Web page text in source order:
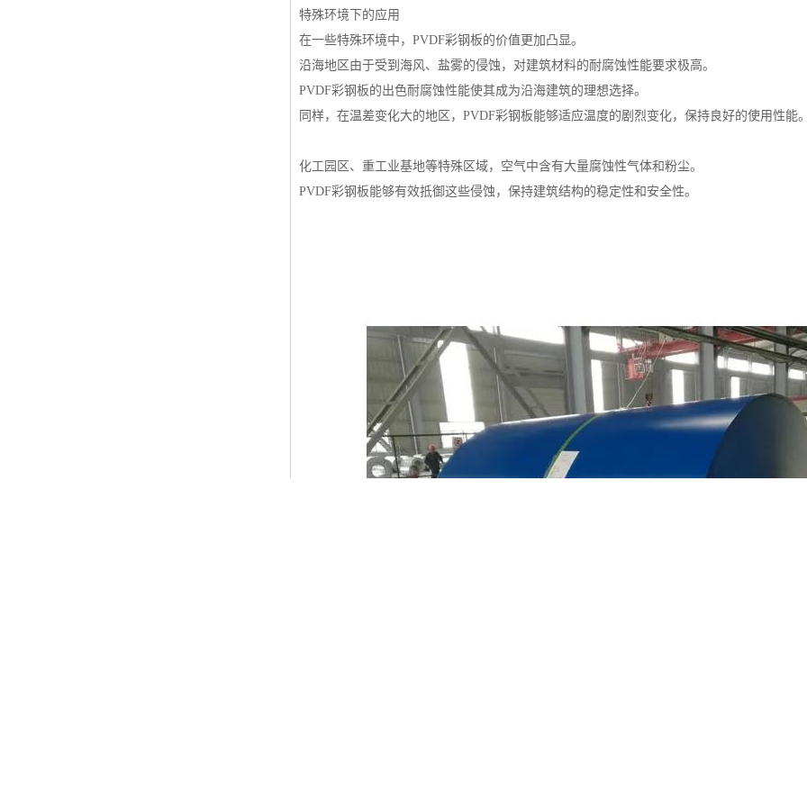
特殊环境下的应用
在一些特殊环境中，PVDF彩钢板的价值更加凸显。
沿海地区由于受到海风、盐雾的侵蚀，对建筑材料的耐腐蚀性能要求极高。
PVDF彩钢板的出色耐腐蚀性能使其成为沿海建筑的理想选择。
同样，在温差变化大的地区，PVDF彩钢板能够适应温度的剧烈变化，保持良好的使用性能
化工园区、重工业基地等特殊区域，空气中含有大量腐蚀性气体和粉尘。
PVDF彩钢板能够有效抵御这些侵蚀，保持建筑结构的稳定性和安全性。